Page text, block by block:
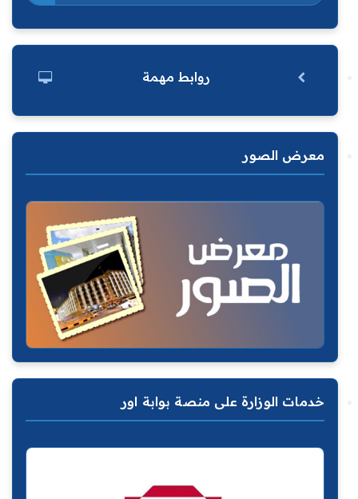
روابط مهمة
معرض الصور
خدمات الوزارة على منصة بوابة اور